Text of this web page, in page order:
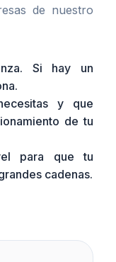
de nuestro
Si hay un
y que
de tu
para que tu
cadenas.